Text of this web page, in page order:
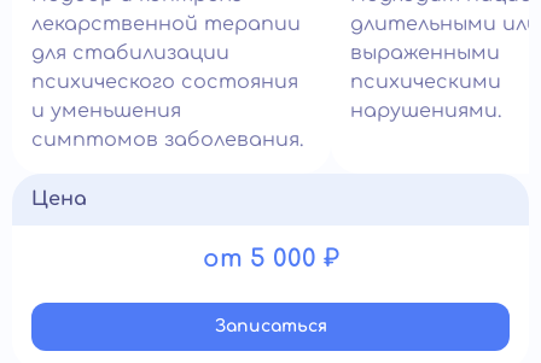
лекарственной терапии
для стабилизации
психического состояния
и уменьшения
симптомов заболевания.
длительными или
выраженными
психическими
нарушениями.
Цена
от 5 000 ₽
Записатьcя